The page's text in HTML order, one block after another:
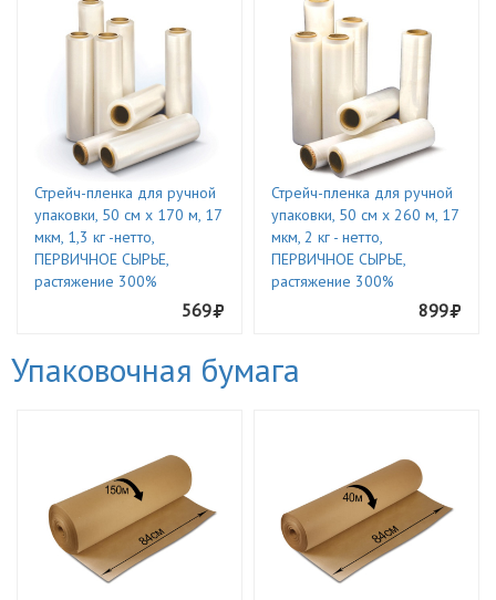
Стрейч-пленка для ручной
упаковки, 50 см х 170 м, 17
мкм, 1,3 кг -нетто,
ПЕРВИЧНОЕ СЫРЬЕ,
растяжение 300%
569
Стрейч-пленка для ручной
упаковки, 50 см х 260 м, 17
мкм, 2 кг - нетто,
ПЕРВИЧНОЕ СЫРЬЕ,
растяжение 300%
899
Упаковочная бумага